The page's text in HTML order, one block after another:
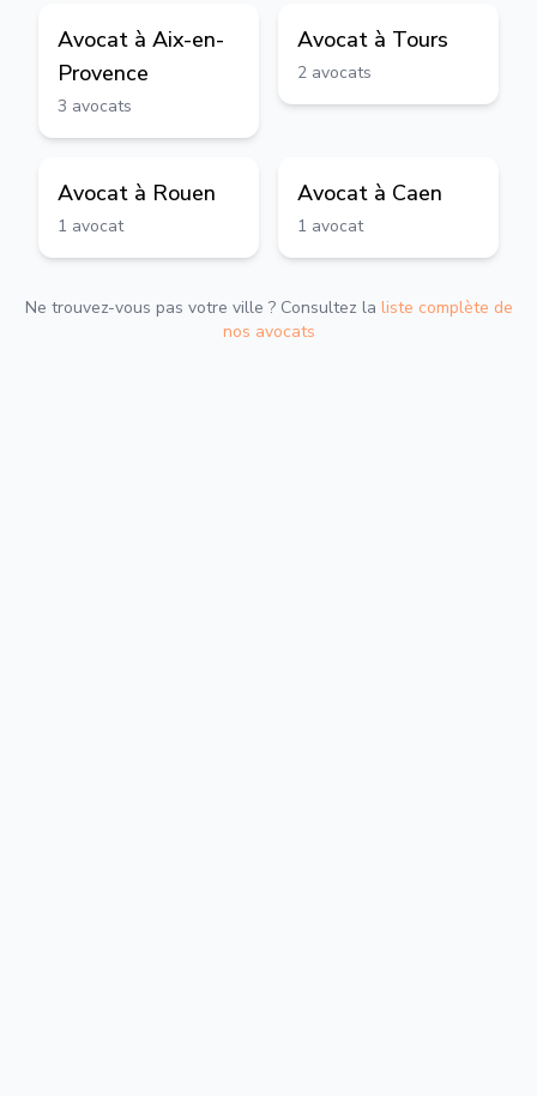
Avocat à Aix-en-
Provence
3 avocats
Avocat à Tours
2 avocats
Avocat à Rouen
1 avocat
Avocat à Caen
1 avocat
Ne trouvez-vous pas votre ville ? Consultez la liste complète de
nos avocats